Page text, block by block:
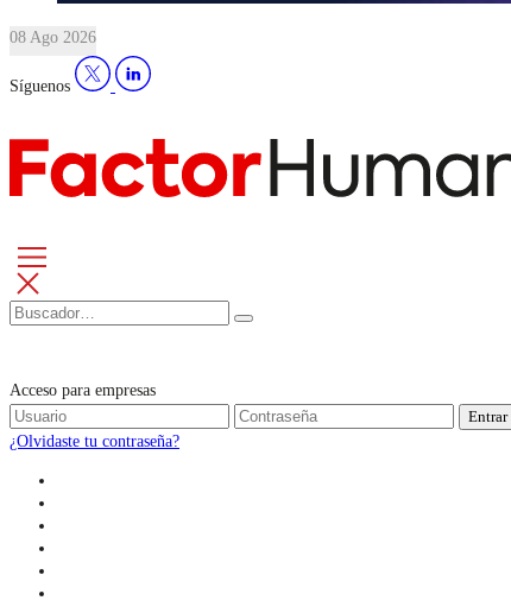
08 Ago 2026
Síguenos
Acceso para empresas
Entrar
¿Olvidaste tu contraseña?